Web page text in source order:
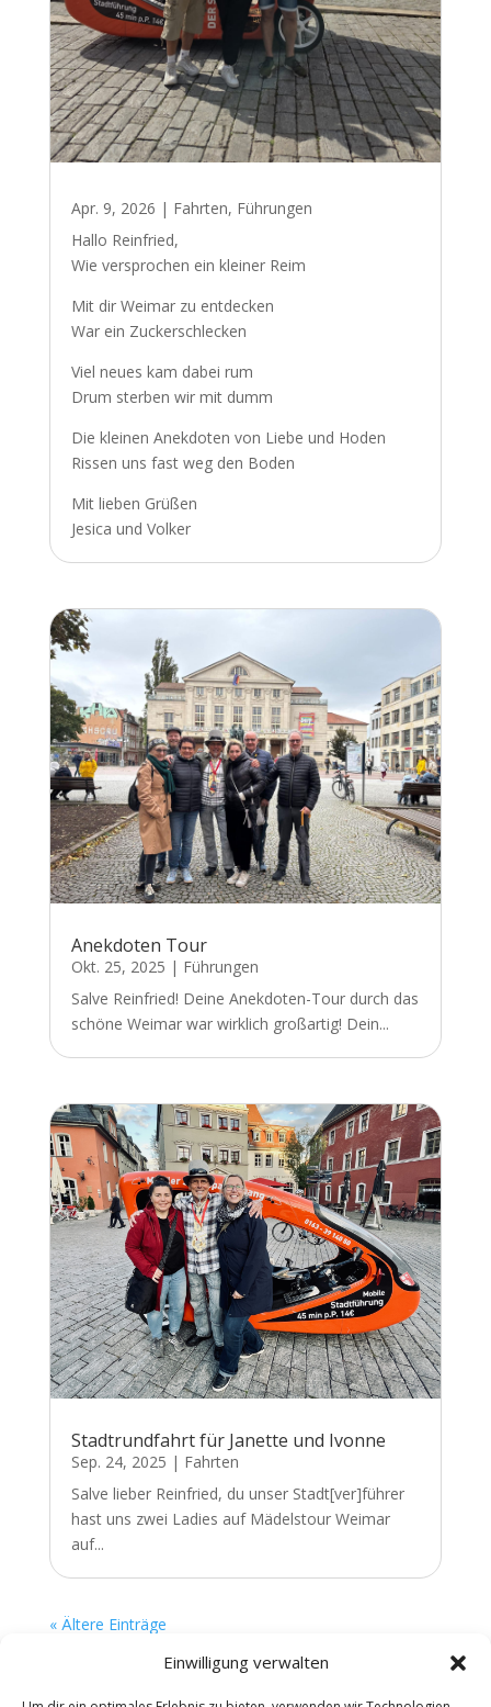
Einwilligung verwalten
Apr. 9, 2026 | Fahrten, Führungen
Hallo Reinfried,
Wie versprochen ein kleiner Reim
Mit dir Weimar zu entdecken
War ein Zuckerschlecken
Viel neues kam dabei rum
Drum sterben wir mit dumm
Die kleinen Anekdoten von Liebe und Hoden
Rissen uns fast weg den Boden
Mit lieben Grüßen
Jesica und Volker
Anekdoten Tour
Okt. 25, 2025 | Führungen
Salve Reinfried! Deine Anekdoten-Tour durch das
schöne Weimar war wirklich großartig! Dein...
Stadtrundfahrt für Janette und Ivonne
Sep. 24, 2025 | Fahrten
Salve lieber Reinfried, du unser Stadt[ver]führer
hast uns zwei Ladies auf Mädelstour Weimar
auf...
« Ältere Einträge